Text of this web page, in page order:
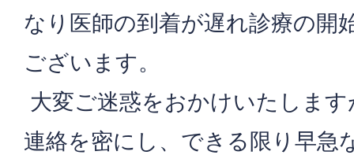
なり医師の到着が遅れ診療の開
ございます。
大変ご迷惑をおかけいたしま
連絡を密にし、できる限り早急